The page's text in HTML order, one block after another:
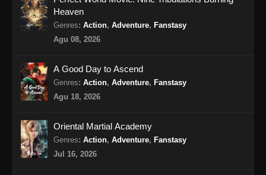
Against the Sky Supreme Episode 328
Subtitle Indonesia
328 Subtitle Indonesia - Agustus 16, 2024
Against the Sky Supreme Episode 329
Eps 329 - Against the Sky Supreme Episode
329 Subtitle Indonesia - Agustus 19, 2024
Heaven
Genres: Action, Adventure, Fanstasy
Agu 08, 2026
A Good Day to Ascend
Genres: Action, Adventure, Fanstasy
Agu 18, 2026
Oriental Martial Academy
Genres: Action, Adventure, Fanstasy
Jul 16, 2026